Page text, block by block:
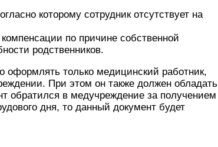
которому сотрудник отсутствует на
по причине собственной
родственников.
оформлять только медицинский работник,
При этом он также должен обладать
обратился в медучреждение за получением
дня, то данный документ будет